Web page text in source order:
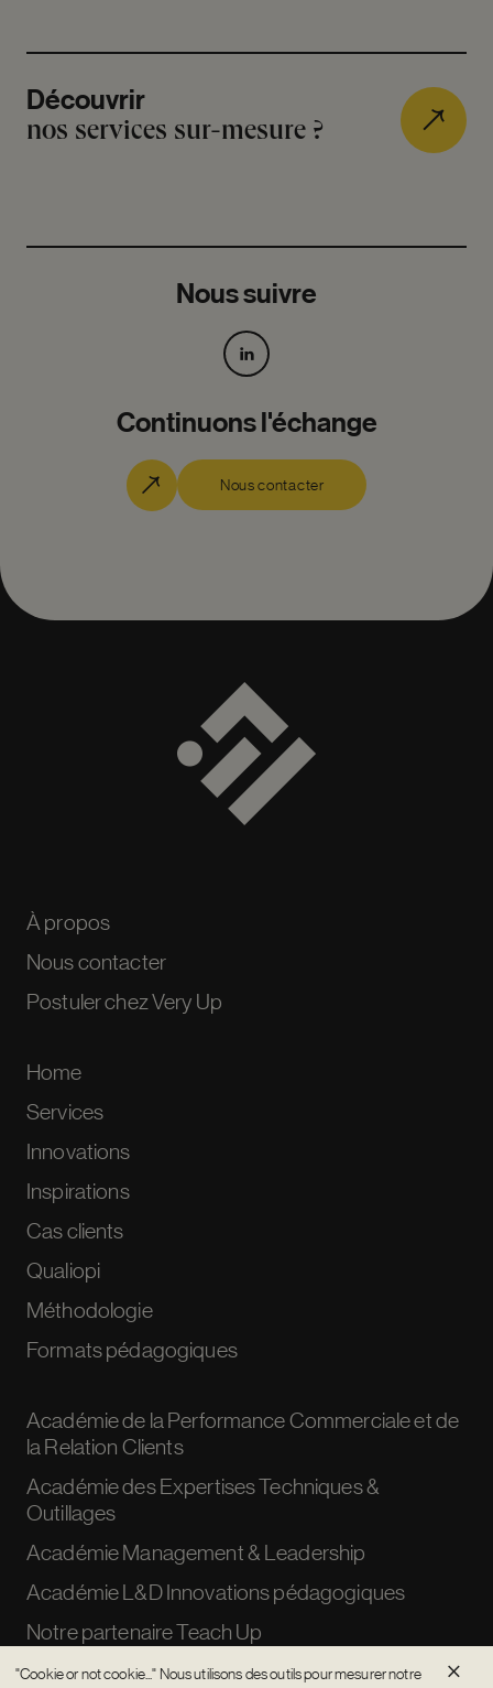
Découvrir
nos services sur-mesure ?
Nous suivre
Continuons l'échange
Nous contacter
À propos
Nous contacter
Postuler chez Very Up
Home
Services
Innovations
Inspirations
Cas clients
Qualiopi
Méthodologie
Formats pédagogiques
Académie de la Performance Commerciale et de
la Relation Clients
Académie des Expertises Techniques &
Outillages
Académie Management & Leadership
Académie L&D Innovations pédagogiques
Notre partenaire Teach Up
×
"Cookie or not cookie..." Nous utilisons des outils pour mesurer notre